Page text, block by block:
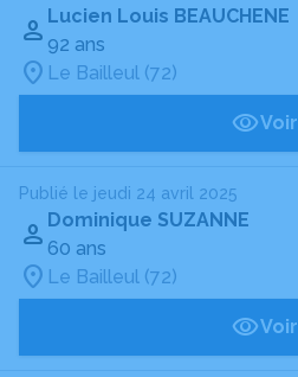
Lucien Louis BEAUCHENE
92 ans
Le Bailleul (72)
Voir
Publié le jeudi 24 avril 2025
Dominique SUZANNE
60 ans
Le Bailleul (72)
Voir